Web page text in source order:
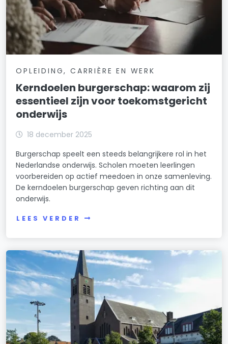
OPLEIDING, CARRIÈRE EN WERK
Kerndoelen burgerschap: waarom zij
essentieel zijn voor toekomstgericht
onderwijs
18 december 2025
Burgerschap speelt een steeds belangrijkere rol in het
Nederlandse onderwijs. Scholen moeten leerlingen
voorbereiden op actief meedoen in onze samenleving.
De kerndoelen burgerschap geven richting aan dit
onderwijs.
LEES VERDER